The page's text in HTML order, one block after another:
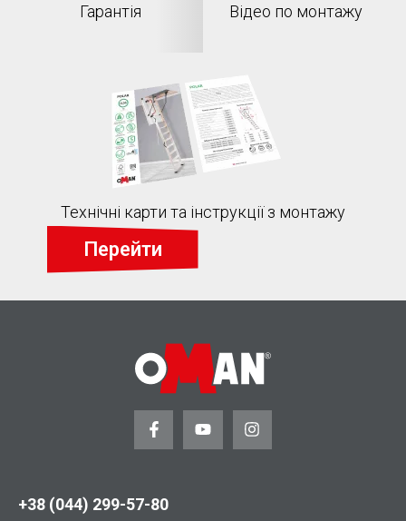
Гарантія Відео по монтажу
Технічні карти та інструкції з монтажу
Перейти
+38 (044) 299-57-80